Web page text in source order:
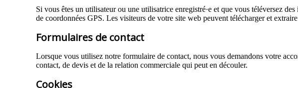
Si vous êtes un utilisateur ou une utilisatrice enregistré·e et que vous téléversez
de coordonnées GPS. Les visiteurs de votre site web peuvent télécharger et
Formulaires de contact
Lorsque vous utilisez notre formulaire de contact, nous vous demandons votre
contact, de devis et de la relation commerciale qui peut en découler.
Cookies